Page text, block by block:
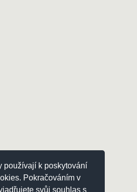
používají k poskytování
Pokračováním v
svůj souhlas s